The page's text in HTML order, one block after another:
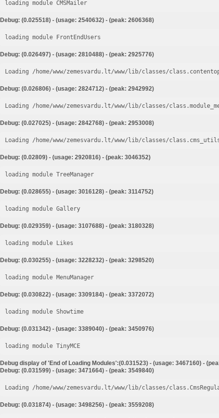
loading module CMSMailer
Debug: (0.025518) - (usage: 2540632) - (peak: 2606368)
loading module FrontEndUsers
Debug: (0.026497) - (usage: 2810488) - (peak: 2925776)
Loading /home/www/zemesvardu.lt/www/lib/classes/
Debug: (0.026806) - (usage: 2824712) - (peak: 2942992)
Loading /home/www/zemesvardu.lt/www/lib/classes/
Debug: (0.027025) - (usage: 2842768) - (peak: 2953008)
Loading /home/www/zemesvardu.lt/www/lib/classes/
Debug: (0.02809) - (usage: 2920816) - (peak: 3046352)
loading module TreeManager
Debug: (0.028655) - (usage: 3016128) - (peak: 3114752)
loading module Gallery
Debug: (0.029359) - (usage: 3107688) - (peak: 3180328)
loading module Likes
Debug: (0.030255) - (usage: 3228232) - (peak: 3298520)
loading module MenuManager
Debug: (0.030822) - (usage: 3309184) - (peak: 3372072)
loading module Showtime
Debug: (0.031342) - (usage: 3389040) - (peak: 3450976)
loading module TinyMCE
Debug display of 'End of Loading Modules':(0.031523) - (usage: 3467160) -
Debug: (0.031599) - (usage: 3471664) - (peak: 3549840)
Loading /home/www/zemesvardu.lt/www/lib/classes/
Debug: (0.031874) - (usage: 3498256) - (peak: 3559208)